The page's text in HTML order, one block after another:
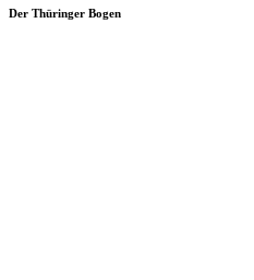
Der Thüringer Bogen